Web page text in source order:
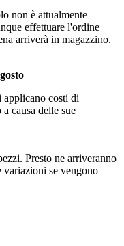
non è attualmente
effettuare l'ordine
arriverà in magazzino.
applicano costi di
a causa delle sue
Presto ne arriveranno
variazioni se vengono